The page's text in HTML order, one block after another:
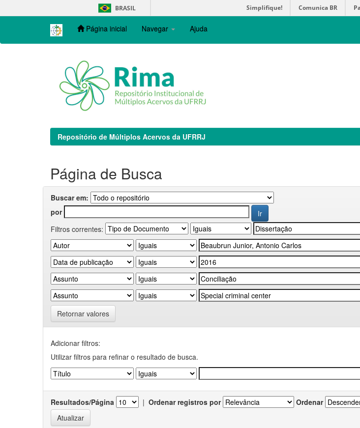
navigation
BRASIL Simplifique! Comunica BR
Página inicial Navegar Ajuda
Repositório de Múltiplos Acervos da UFRRJ
Página de Busca
Buscar em:
por
Filtros correntes:
Retornar valores
Adicionar filtros:
Utilizar filtros para refinar o resultado de busca.
Resultados/Página | Ordenar registros por Ordenar